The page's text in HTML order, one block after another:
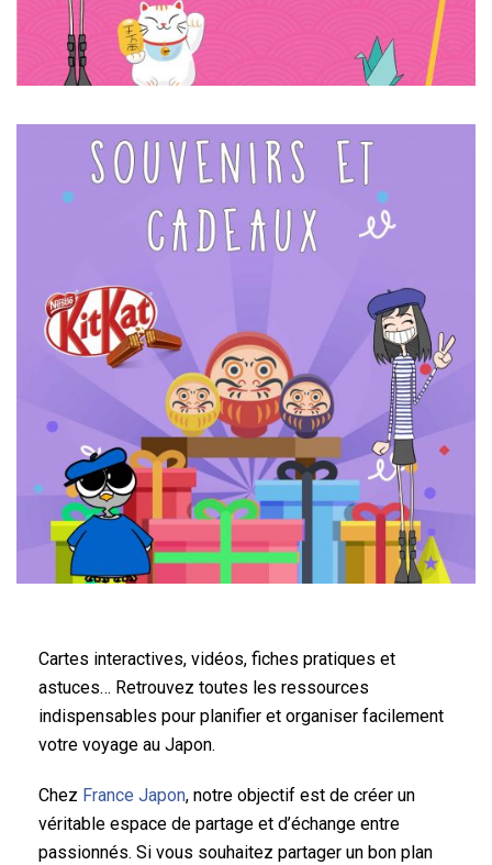
Cartes interactives, vidéos, fiches pratiques et
astuces… Retrouvez toutes les ressources
indispensables pour planifier et organiser facilement
votre voyage au Japon.
Chez France Japon, notre objectif est de créer un
véritable espace de partage et d’échange entre
passionnés. Si vous souhaitez partager un bon plan